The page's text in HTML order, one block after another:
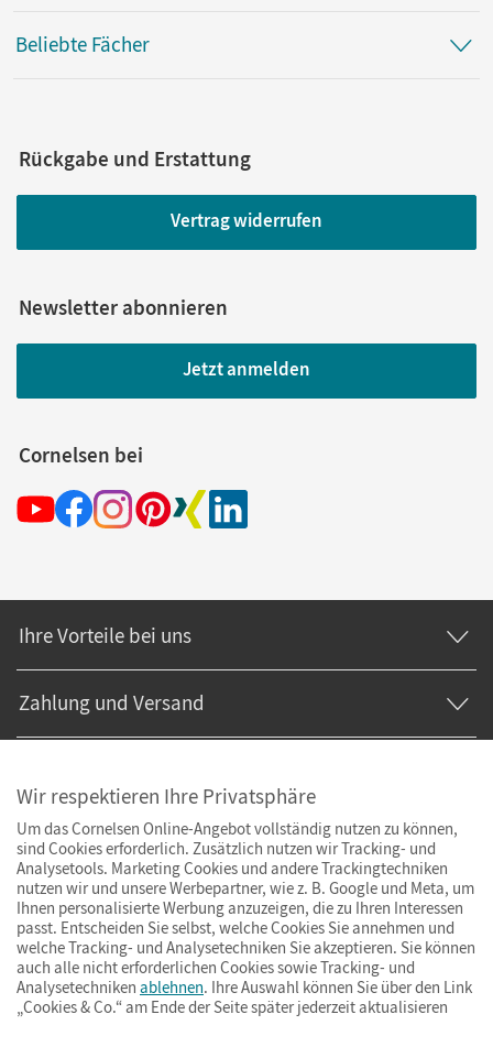
Beliebte Fächer
Rückgabe und Erstattung
Vertrag widerrufen
Newsletter abonnieren
Jetzt anmelden
Cornelsen bei
Ihre Vorteile bei uns
Zahlung und Versand
ImpressumAGBDatenschutzBarrierefreiheitCookies & Co.
Wir respektieren Ihre Privatsphäre
Um das Cornelsen Online-Angebot vollständig nutzen zu können,
sind Cookies erforderlich. Zusätzlich nutzen wir Tracking- und
Analysetools. Marketing Cookies und andere Trackingtechniken
nutzen wir und unsere Werbepartner, wie z. B. Google und Meta, um
Ihnen personalisierte Werbung anzuzeigen, die zu Ihren Interessen
passt. Entscheiden Sie selbst, welche Cookies Sie annehmen und
welche Tracking- und Analysetechniken Sie akzeptieren. Sie können
auch alle nicht erforderlichen Cookies sowie Tracking- und
Analysetechniken ablehnen. Ihre Auswahl können Sie über den Link
„Cookies & Co.“ am Ende der Seite später jederzeit aktualisieren